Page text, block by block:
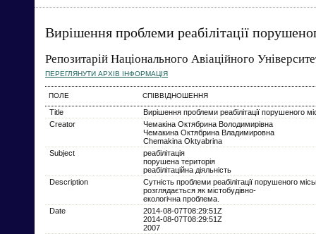
Вирішення проблеми реабілітації
Репозитарій Національного Авіаційного
ПЕРЕГЛЯНУТИ АРХІВ ІНФОРМАЦІЯ
ПОЛЕ СПІВВІДНОШЕННЯ
Title
Вирішення проблеми реабілітації порушеного
Creator
Чемакіна Октябрина Володимирівна
Чемакина Октябрина Владимировна
Chemakina Oktyabrina
Subject
реабілітація
порушена територія
реабілітаційна діяльність
Description
Сутність проблеми реабілітації порушеного
розглядається як містобудівно-
екологічна проблема.
Date
2014-08-07T08:29:51Z
2014-08-07T08:29:51Z
2007